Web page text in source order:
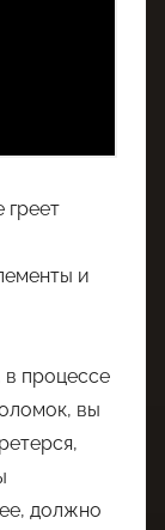
греет
и
в процессе
вы
должно